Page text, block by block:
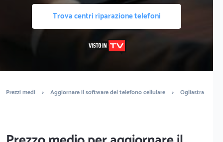
Trova centri riparazione telefoni
Prezzi medi > Aggiornare il software del telefono cellulare > Ogliastra